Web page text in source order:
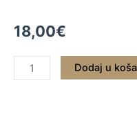
18,00€
UNIQONE
Dodaj u